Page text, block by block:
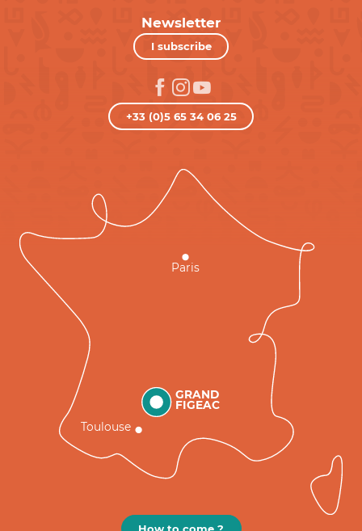
Newsletter
I subscribe
+33 (0)5 65 34 06 25
GRAND
FIGEAC
Toulouse
Paris
How to come ?